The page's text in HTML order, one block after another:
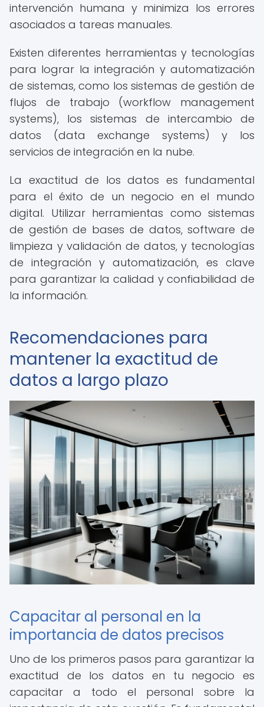
intervención humana y minimiza los errores
asociados a tareas manuales.
Existen diferentes herramientas y tecnologías
para lograr la integración y automatización
de sistemas, como los sistemas de gestión de
flujos de trabajo (workflow management
systems), los sistemas de intercambio de
datos (data exchange systems) y los
servicios de integración en la nube.
La exactitud de los datos es fundamental
para el éxito de un negocio en el mundo
digital. Utilizar herramientas como sistemas
de gestión de bases de datos, software de
limpieza y validación de datos, y tecnologías
de integración y automatización, es clave
para garantizar la calidad y confiabilidad de
la información.
Recomendaciones para
mantener la exactitud de
datos a largo plazo
Capacitar al personal en la
importancia de datos precisos
Uno de los primeros pasos para garantizar la
exactitud de los datos en tu negocio es
capacitar a todo el personal sobre la